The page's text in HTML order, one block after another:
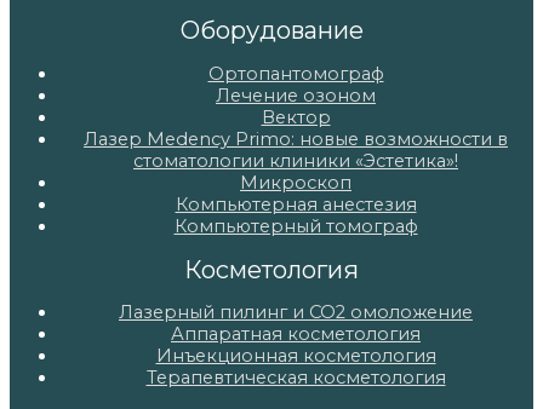
Оборудование
Ортопантомограф
Лечение озоном
Вектор
Лазер Medency Primo: новые возможности в
стоматологии клиники «Эстетика»!
Микроскоп
Компьютерная анестезия
Компьютерный томограф
Косметология
Лазерный пилинг и СО2 омоложение
Аппаратная косметология
Инъекционная косметология
Терапевтическая косметология